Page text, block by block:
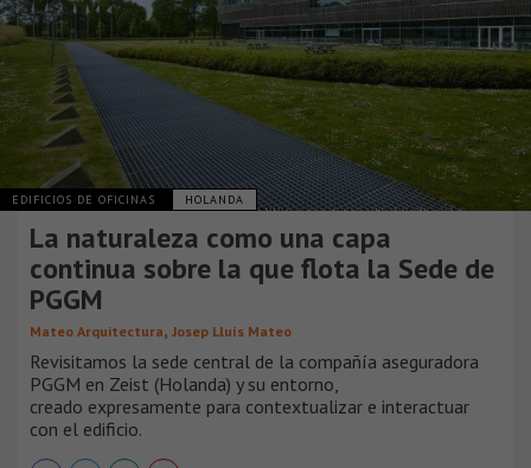
EDIFICIOS DE OFICINAS HOLANDA
La naturaleza como una capa
continua sobre la que flota la Sede de
PGGM
Mateo Arquitectura, Josep Lluís Mateo
Revisitamos la sede central de la compañía aseguradora
PGGM en Zeist (Holanda) y su entorno,
creado expresamente para contextualizar e interactuar
con el edificio.